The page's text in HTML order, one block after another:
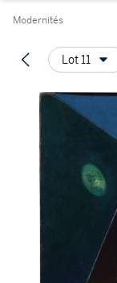
Modernités
Lot 11